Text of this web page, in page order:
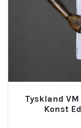
Tyskland
Konst